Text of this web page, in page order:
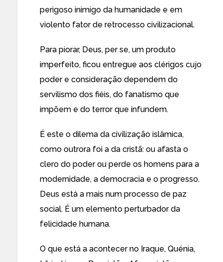
perigoso inimigo da humanidade e em
violento fator de retrocesso civilizacional.
Para piorar, Deus, per se, um produto
imperfeito, ficou entregue aos clérigos cujo
poder e consideração dependem do
servilismo dos fiéis, do fanatismo que
impõem e do terror que infundem.
É este o dilema da civilização islâmica,
como outrora foi a da cristã: ou afasta o
clero do poder ou perde os homens para a
modernidade, a democracia e o progresso.
Deus está a mais num processo de paz
social. É um elemento perturbador da
felicidade humana.
O que está a acontecer no Iraque, Quénia,